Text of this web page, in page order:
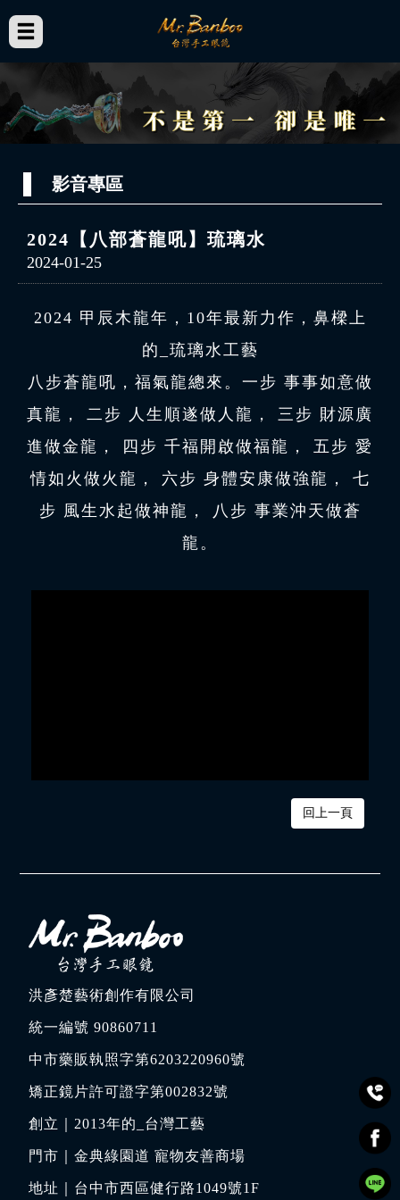
影音專區
2024【八部蒼龍吼】琉璃水
2024-01-25
2024 甲辰木龍年，10年最新力作，鼻樑上
的_琉璃水工藝
八步蒼龍吼，福氣龍總來。一步 事事如意做
真龍， 二步 人生順遂做人龍， 三步 財源廣
進做金龍， 四步 千福開啟做福龍， 五步 愛
情如火做火龍， 六步 身體安康做強龍， 七
步 風生水起做神龍， 八步 事業沖天做蒼
龍。
回上一頁
洪彥楚藝術創作有限公司
統一編號 90860711
中市藥販執照字第6203220960號
矯正鏡片許可證字第002832號
創立｜2013年的_台灣工藝
門市｜金典綠園道 寵物友善商場
地址｜ 台中市西區健行路1049號1F